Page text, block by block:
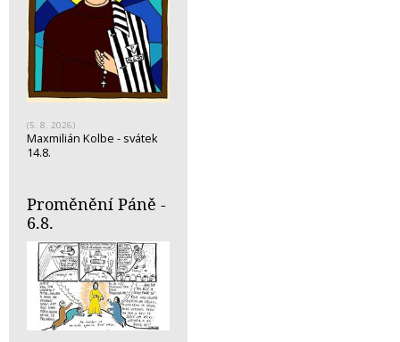
(5. 8. 2026)
Maxmilián Kolbe - svátek
14.8.
Proměnění Páně -
6.8.